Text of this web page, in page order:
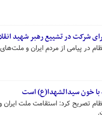
شرکت در تشییع رهبر شهید
پیامی از مردم ایران و
با خون سیدالشهدا(ع) است
کرد: استقامت ملت ایران و